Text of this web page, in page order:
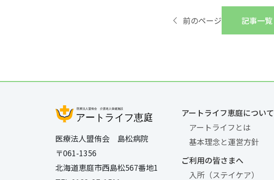
前のページ 記事一覧
医療法人盟侑会 島松病院
〒061-1356
北海道恵庭市西島松567番地1
アートライフ恵庭について
アートライフとは
基本理念と運営方針
ご利用の皆さまへ
入所（ステイケア）